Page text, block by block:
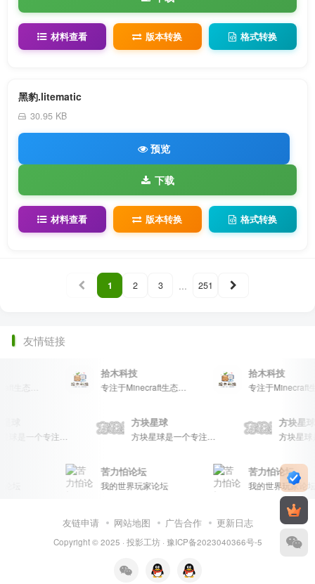
材料查看 版本转换 格式转换
黑豹.litematic
30.95 KB
预览
下载
材料查看 版本转换 格式转换
1 2 3 ... 251
友情链接
拾木科技
专注于Minecraft生态建设
拾木科技
方块星球 方
苦力怕论坛
我的世界玩家论坛
苦力怕论坛
我的世界玩家论坛
友链申请 网站地图 广告合作 更新日志
Copyright © 2025 · 投影工坊· 豫ICP备2023040366号-5